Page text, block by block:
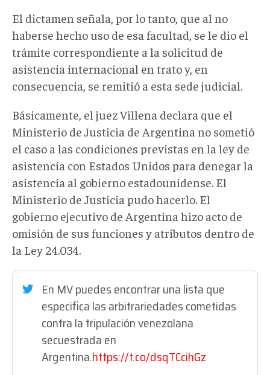
El dictamen señala, por lo tanto, que al no
haberse hecho uso de esa facultad, se le dio el
trámite correspondiente a la solicitud de
asistencia internacional en trato y, en
consecuencia, se remitió a esta sede judicial.
Básicamente, el juez Villena declara que el
Ministerio de Justicia de Argentina no sometió
el caso a las condiciones previstas en la ley de
asistencia con Estados Unidos para denegar la
asistencia al gobierno estadounidense. El
Ministerio de Justicia pudo hacerlo. El
gobierno ejecutivo de Argentina hizo acto de
omisión de sus funciones y atributos dentro de
la Ley 24.034.
En MV puedes encontrar una lista que
especifica las arbitrariedades cometidas
contra la tripulación venezolana
secuestrada en
Argentina.https://t.co/dsqTCcihGz